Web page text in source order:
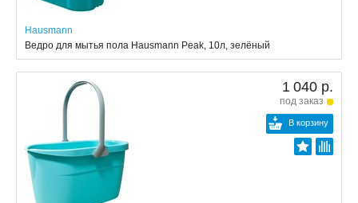
Hausmann
Ведро для мытья пола Hausmann Peak, 10л, зелёный
1 040 р.
под заказ
В корзину